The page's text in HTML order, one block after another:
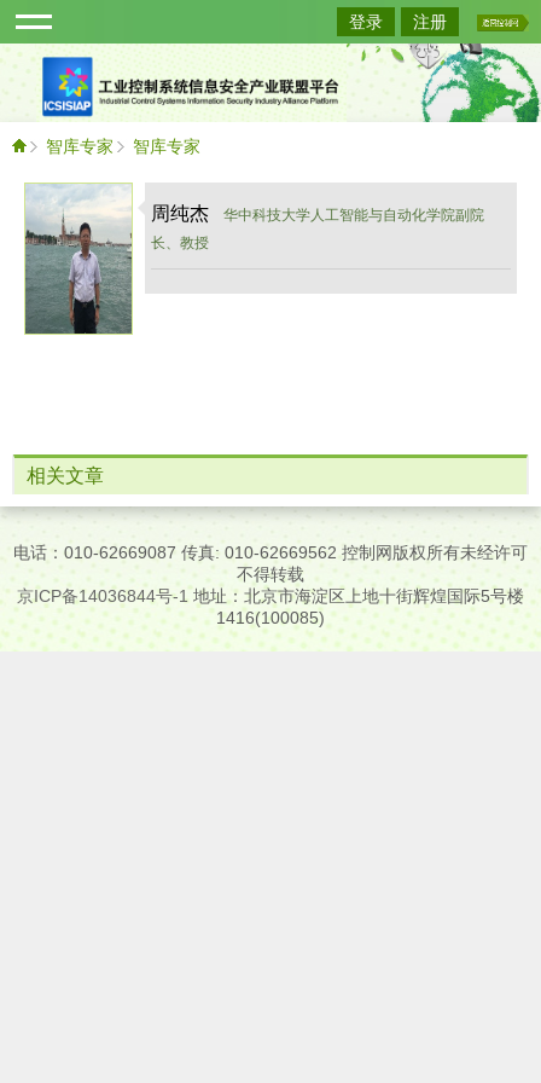
登录 注册
智库专家 智库专家
周纯杰
华中科技大学人工智能与自动化学院副院
长、教授
相关文章
电话：010-62669087 传真: 010-62669562 控制网版权所有未经许可
不得转载
京ICP备14036844号-1 地址：北京市海淀区上地十街辉煌国际5号楼
1416(100085)